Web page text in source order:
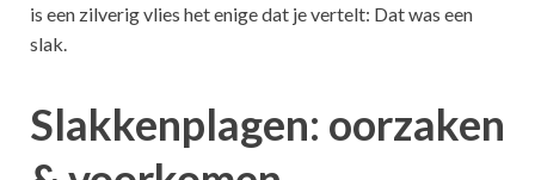
is een zilverig vlies het enige dat je vertelt: Dat was een
slak.
Slakkenplagen: oorzaken